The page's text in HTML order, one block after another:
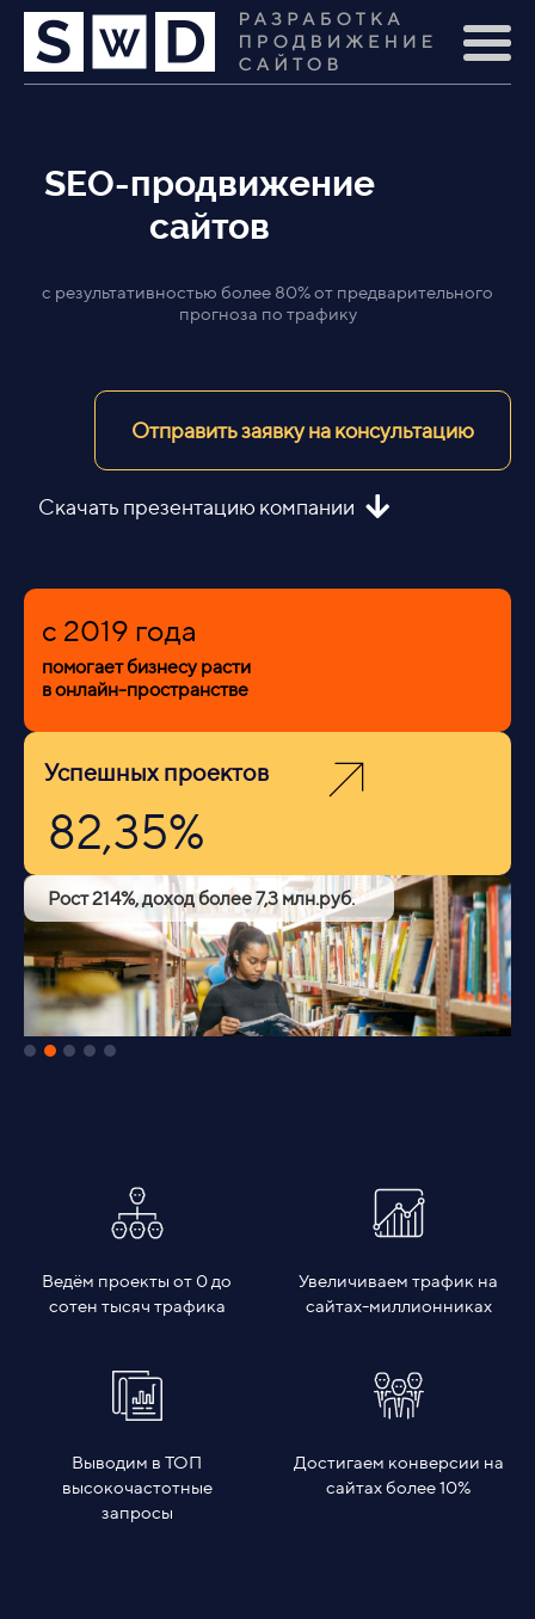
SEO-продвижение
сайтов
с результативностью более 80% от предварительного
прогноза по трафику
Отправить заявку на консультацию
Скачать презентацию компании
c 2019 года
помогает бизнесу расти
в онлайн-пространстве
82,35%
Успешных проектов
Рост 214%, доход более 7,3 млн.руб.
Ведём проекты от 0 до
сотен тысяч трафика
Увеличиваем трафик на
сайтах-миллионниках
Выводим в ТОП
высокочастотные
запросы
Достигаем конверсии на
сайтах более 10%